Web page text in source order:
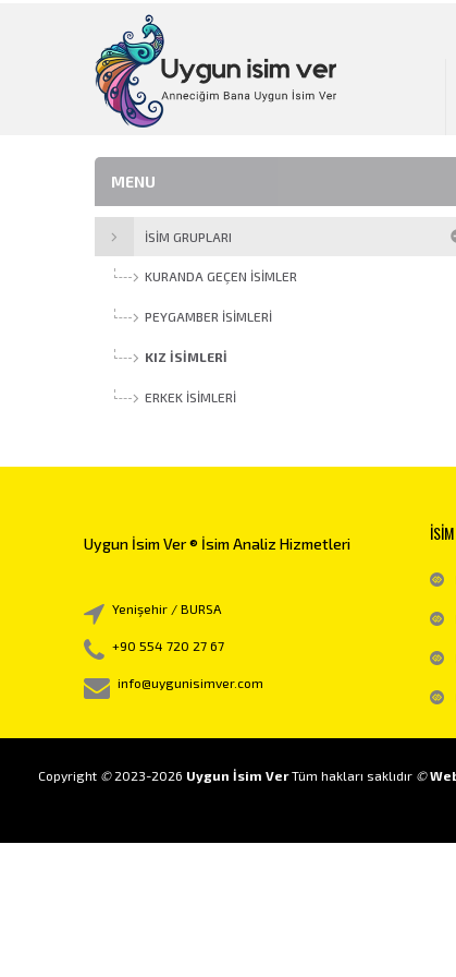
MENU
İSİM GRUPLARI
KURANDA GEÇEN İSIMLER
PEYGAMBER İSIMLERI
KIZ İSIMLERI
ERKEK İSIMLERI
Uygun İsim Ver ® İsim Analiz Hizmetleri
Yenişehir / BURSA
+90 554 720 27 67
info@uygunisimver.com
Copyright ©2023-2026 Uygun İsim VerTüm hakları saklıdır ©